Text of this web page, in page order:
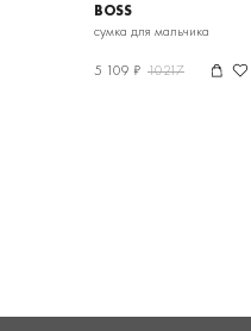
BOSS
сумка для мальчика
5 109 ₽ 10217